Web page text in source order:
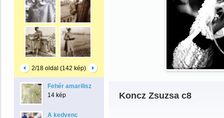
2/18 oldal (142 kép)
Fehér amarilisz
14 kép
A kedvenc
Koncz Zsuzsa c8